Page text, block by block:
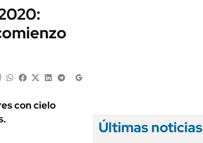
MUNDO
INFORMACIÓN GENERAL
LIFESTYLE
con cielo
Últimas noticias